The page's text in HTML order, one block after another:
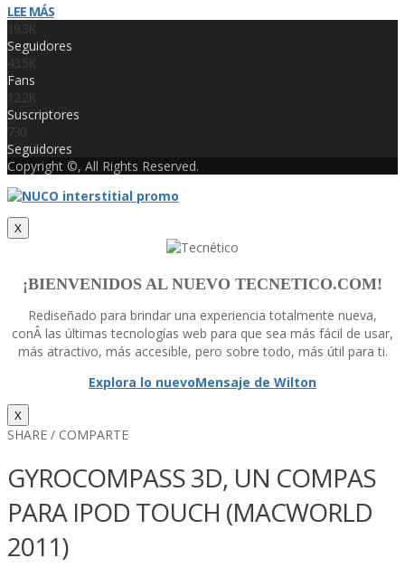
LEE MÁS
19.3K
Seguidores
43.5K
Fans
12.2K
Suscriptores
730
Seguidores
Copyright ©, All Rights Reserved.
X
¡BIENVENIDOS AL NUEVO TECNETICO.COM!
Rediseñado para brindar una experiencia totalmente nueva,
conÂ las últimas tecnologí­as web para que sea más fácil de usar,
más atractivo, más accesible, pero sobre todo, más útil para ti.
Explora lo nuevoMensaje de Wilton
X
SHARE / COMPARTE
GYROCOMPASS 3D, UN COMPAS
PARA IPOD TOUCH (MACWORLD
2011)